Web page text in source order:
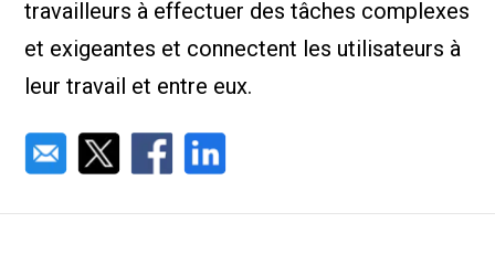
travailleurs à effectuer des tâches complexes
et exigeantes et connectent les utilisateurs à
leur travail et entre eux.